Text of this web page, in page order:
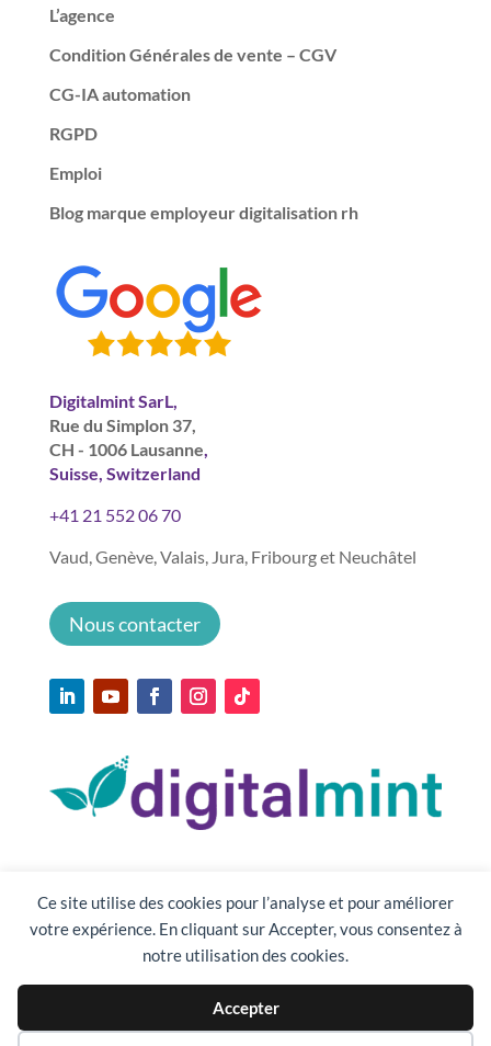
Ce site utilise des cookies pour l’analyse et pour améliorer
votre expérience. En cliquant sur Accepter, vous consentez à
notre utilisation des cookies.
Accepter
L’agence
Condition Générales de vente – CGV
CG-IA automation
RGPD
Emploi
Blog marque employeur digitalisation rh
Digitalmint SarL,
Rue du Simplon 37,
CH - 1006 Lausanne
Suisse, Switzerland
+41 21 552 06 70
Vaud, Genève, Valais, Jura, Fribourg et Neuchâtel
Nous contacter